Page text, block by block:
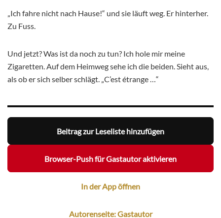
„Ich fahre nicht nach Hause!“ und sie läuft weg. Er hinterher.
Zu Fuss.
Und jetzt? Was ist da noch zu tun? Ich hole mir meine
Zigaretten. Auf dem Heimweg sehe ich die beiden. Sieht aus,
als ob er sich selber schlägt. „C’est étrange …“
Beitrag zur Leseliste hinzufügen
Browser-Push für Gastautor aktivieren
In der App öffnen
Autorenseite: Gastautor